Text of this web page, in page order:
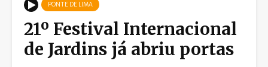
PONTE DE LIMA
21º Festival Internacional
de Jardins já abriu portas